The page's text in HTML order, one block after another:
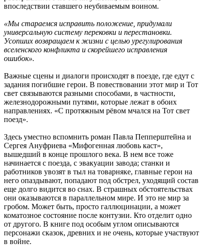
впоследствии ставшего неубиваемым воином.
«Мы стараемся исправить положение, придумали
универсальную систему перековки и перестановки.
Усопших возвращаем к жизни с целью урегулирования
вселенского конфликта и скорейшего исправления
ошибок».
Важные сцены и диалоги происходят в поезде, где едут с
задания погибшие герои. В повествовании этот мир и Тот
свет связываются разными способами, в частности,
железнодорожными путями, которые лежат в обоих
направлениях. «С протяжным рёвом мчался на Тот свет
поезд».
Здесь уместно вспомнить роман Павла Пепперштейна и
Сергея Ануфриева «Мифогенная любовь каст»,
вышедший в конце прошлого века. В нем все тоже
начинается с поезда, с эвакуации завода; станки и
работников увозят в тыл на товарняке, главные герои на
него опаздывают, попадают под обстрел, уходящий состав
еще долго видится во снах. В страшных обстоятельствах
они оказываются в параллельном мире. И это не мир за
гробом. Может быть, просто галлюцинации, а может
коматозное состояние после контузии. Кто отделит одно
от другого. В книге под особым углом описываются
персонажи сказок, древних и не очень, которые участвуют
в войне.